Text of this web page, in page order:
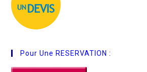
Pour Une RESERVATION :